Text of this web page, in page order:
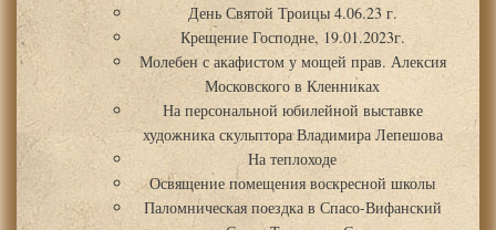
День Святой Троицы 4.06.23 г.
Крещение Господне, 19.01.2023г.
Молебен с акафистом у мощей прав. Алексия
Московского в Кленниках
На персональной юбилейной выставке
художника скульптора Владимира Лепешова
На теплоходе
Освящение помещения воскресной школы
Паломническая поездка в Спасо-Вифанский